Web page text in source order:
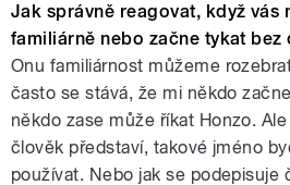
Jak správně reagovat, když vás
familiárně nebo začne tykat bez
Onu familiárnost můžeme
často se stává, že mi někdo
někdo zase může říkat Honzo.
člověk představí, takové jméno
používat. Nebo jak se podepisuje